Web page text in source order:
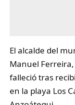
El alcalde del
Manuel
falleció tras
en la playa Los